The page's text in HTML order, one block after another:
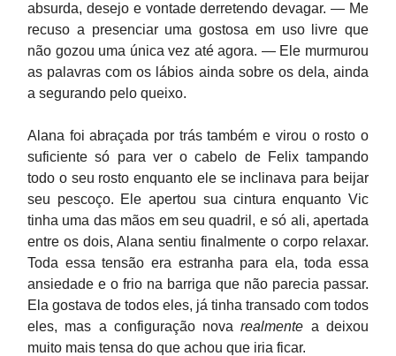
absurda, desejo e vontade derretendo devagar. — Me
recuso a presenciar uma gostosa em uso livre que
não gozou uma única vez até agora. — Ele murmurou
as palavras com os lábios ainda sobre os dela, ainda
a segurando pelo queixo.
Alana foi abraçada por trás também e virou o rosto o
suficiente só para ver o cabelo de Felix tampando
todo o seu rosto enquanto ele se inclinava para beijar
seu pescoço. Ele apertou sua cintura enquanto Vic
tinha uma das mãos em seu quadril, e só ali, apertada
entre os dois, Alana sentiu finalmente o corpo relaxar.
Toda essa tensão era estranha para ela, toda essa
ansiedade e o frio na barriga que não parecia passar.
Ela gostava de todos eles, já tinha transado com todos
eles, mas a configuração novarealmente a deixou
muito mais tensa do que achou que iria ficar.